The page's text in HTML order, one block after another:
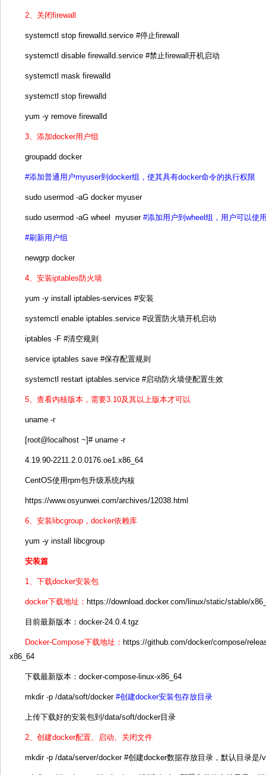
2、关闭firewall
systemctl stop firewalld.service #停止firewall
systemctl disable firewalld.service #禁止firewall开机启动
systemctl mask firewalld
systemctl stop firewalld
yum -y remove firewalld
3、添加docker用户组
groupadd docker
#添加普通用户myuser到docker组，使其具有docker命令的执行权限
sudo usermod -aG docker myuser
sudo usermod -aG wheel myuser #添加用户到wheel组，用户可以使
#刷新用户组
newgrp docker
4、安装iptables防火墙
yum -y install iptables-services #安装
systemctl enable iptables.service #设置防火墙开机启动
iptables -F #清空规则
service iptables save #保存配置规则
systemctl restart iptables.service #启动防火墙使配置生效
5、查看内核版本，需要3.10及其以上版本才可以
uname -r
[root@localhost ~]# uname -r
4.19.90-2211.2.0.0176.oe1.x86_64
CentOS使用rpm包升级系统内核
https://www.osyunwei.com/archives/12038.html
6、安装libcgroup，docker依赖库
yum -y install libcgroup
安装篇
1、下载docker安装包
docker下载地址： https://download.docker.com/linux/static/stable/
目前最新版本：docker-24.0.4.tgz
Docker-Compose下载地址： https://github.com/docker/compose/
x86_64
下载最新版本：docker-compose-linux-x86_64
mkdir -p /data/soft/docker #创建docker安装包存放目录
上传下载好的安装包到/data/soft/docker目录
2、创建docker配置、启动、关闭文件
mkdir -p /data/server/docker #创建docker数据存放目录，默认目录是/